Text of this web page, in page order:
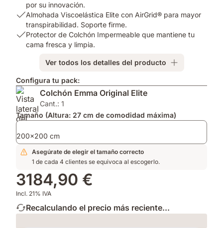
Colchón
Original
Elite,
elegido
2026
por
su
innovación.
por su innovación.
USP
Almohada
Viscoelástica
para
mayor
transpirabilidad.
Soporte
firme.
Almohada Viscoelástica Elite con AirGrid® para mayor
transpirabilidad. Soporte firme.
USP
Impermeable
que
mantiene
tu
cama
fresca
y
limpia.
Protector de Colchón Impermeable que mantiene tu
cama fresca y limpia.
Ver todos los detalles del producto
Configura tu pack:
Colchón Emma Original Elite
Cant.: 1
Tamaño (Altura: 27 cm de comodidad máxima)
200x200 cm
Asegúrate de elegir el tamaño correcto
1 de cada 4 clientes se equivoca al escogerlo.
3184,90 €
Incl. 21% IVA
Recalculando el precio más reciente...